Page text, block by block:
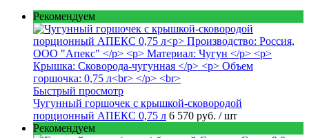
Рекомендуем
Быстрый просмотр
Чугунный горшочек с крышкой-сковородой
порционный АПЕКС 0,75 л 6 570 руб. / шт
Рекомендуем